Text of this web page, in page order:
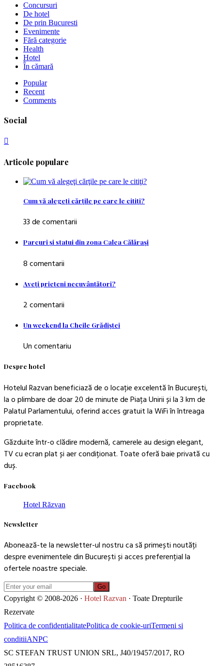
Concursuri
De hotel
De prin Bucuresti
Evenimente
Fără categorie
Health
Hotel
În cămară
Popular
Recent
Comments
Social
Articole populare
Cum vă alegeţi cărţile pe care le citiţi?
33 de comentarii
Parcuri şi statui din zona Calea Călăraşi
8 comentarii
Aveţi prieteni necuvântători?
2 comentarii
Un weekend la Cheile Grădiştei
Un comentariu
Despre hotel
Hotelul Razvan beneficiază de o locație excelentă în București,
la o plimbare de doar 20 de minute de Piața Unirii și la 3 km de
Palatul Parlamentului, oferind acces gratuit la WiFi în întreaga
proprietate.
Găzduite într-o clădire modernă, camerele au design elegant,
TV cu ecran plat și aer condiționat. Toate oferă baie privată cu
duș.
Facebook
Hotel Răzvan
Newsletter
Abonează-te la newsletter-ul nostru ca să primești noutăți
despre evenimentele din București și acces preferențial la
ofertele noastre speciale.
Go
Copyright © 2008-2026 · Hotel Razvan · Toate Drepturile
Rezervate
Politica de confidentialitatePolitica de cookie-uriTermeni si
conditiiANPC
SC STEFAN TRUST UNION SRL, J40/19457/2017, RO